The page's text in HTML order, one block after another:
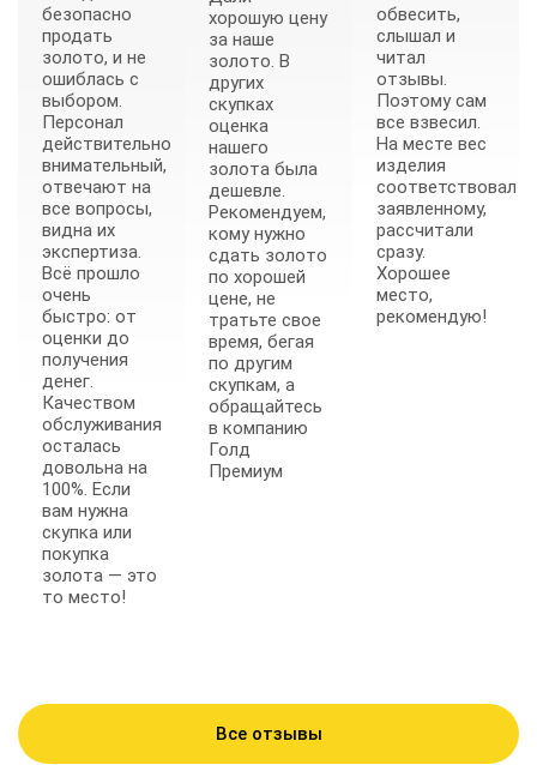
безопасно
продать
золото, и не
ошиблась с
выбором.
Персонал
действительно
внимательный,
отвечают на
все вопросы,
видна их
экспертиза.
Всё прошло
очень
быстро: от
оценки до
получения
денег.
Качеством
обслуживания
осталась
довольна на
100%. Если
вам нужна
скупка или
покупка
золота — это
то место!
хорошую цену
за наше
золото. В
других
скупках
оценка
нашего
золота была
дешевле.
Рекомендуем,
кому нужно
сдать золото
по хорошей
цене, не
тратьте свое
время, бегая
по другим
скупкам, а
обращайтесь
в компанию
Голд
Премиум
обвесить,
слышал и
читал
отзывы.
Поэтому сам
все взвесил.
На месте вес
изделия
соответствовал
заявленному,
рассчитали
сразу.
Хорошее
место,
рекомендую!
Все отзывы